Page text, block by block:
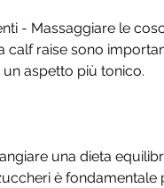
- Massaggiare le
calf raise sono
aspetto più tonico.
una dieta
è fondamentale